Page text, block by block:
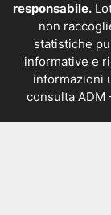
responsabile.
non
statistiche
informative e
informazioni
consulta ADM